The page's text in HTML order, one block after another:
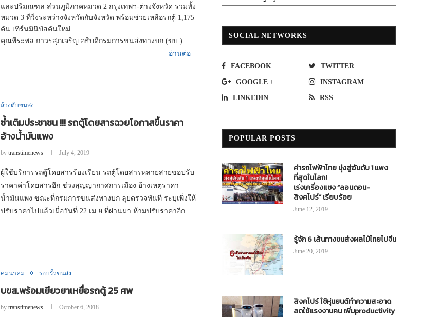
และปริมณฑล ส่วนภูมิภาคหมวด 2 กรุงเทพฯ-ต่างจังหวัด รวมทั้ง
หมวด 3 ที่วิ่งระหว่างจังหวัดกับจังหวัด พร้อมช่วยเหลือรถตู้ 1,175
คัน เทิร์นมินิบัสคันใหม่
คุณพีระพล ถาวรสุภเจริญ อธิบดีกรมการขนส่งทางบก (ขบ.)
อ่านต่อ
ล้วงตับขนส่ง
ซ้ำเติมประชาชน !!! รถตู้โดยสารฉวยโอกาสขึ้นราคา
อ้างน้ำมันแพง
by transtimenews July 4, 2019
ผู้ใช้บริการรถตู้โดยสารร้องเรียน รถตู้โดยสารหลายสายขอปรับ
ราคาค่าโดยสารอีก ช่วงสุญญากาศการเมือง อ้างเหตุราคา
น้ำมันแพง ขณะที่กรมการขนส่งทางบก ลุยตรวจทันที ระบุเพิ่งให้
ปรับราคาไปแล้วเมื่อวันที่ 22 เม.ย.ที่ผ่านมา ห้ามปรับราคาอีก
คมนาคม รอบรั้วขนส่ง
บขส.พร้อมเยียวยาเหยื่อรถตู้ 25 ศพ
by transtimenews October 6, 2018
SOCIAL NETWORKS
FACEBOOK TWITTER
GOOGLE + INSTAGRAM
LINKEDIN RSS
POPULAR POSTS
ค่ารถไฟฟ้าไทย มุ่งสู่อันดับ 1 แพง
ที่สุดในโลก!
เร่งเครื่องแซง “ลอนดอน-
สิงคโปร์” เรียบร้อย
June 12, 2019
รู้จัก 6 เส้นทางขนส่งผลไม้ไทยไปจีน
June 20, 2019
สิงคโปร์ ใช้หุ่นยนต์ทำความสะอาด
ลดใช้แรงงานคน เพิ่มproductivity